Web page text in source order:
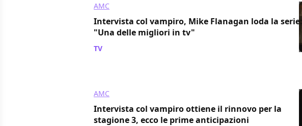
AMC
Intervista col vampiro, Mike Flanagan loda la serie:
"Una delle migliori in tv"
TV
AMC
Intervista col vampiro ottiene il rinnovo per la
stagione 3, ecco le prime anticipazioni